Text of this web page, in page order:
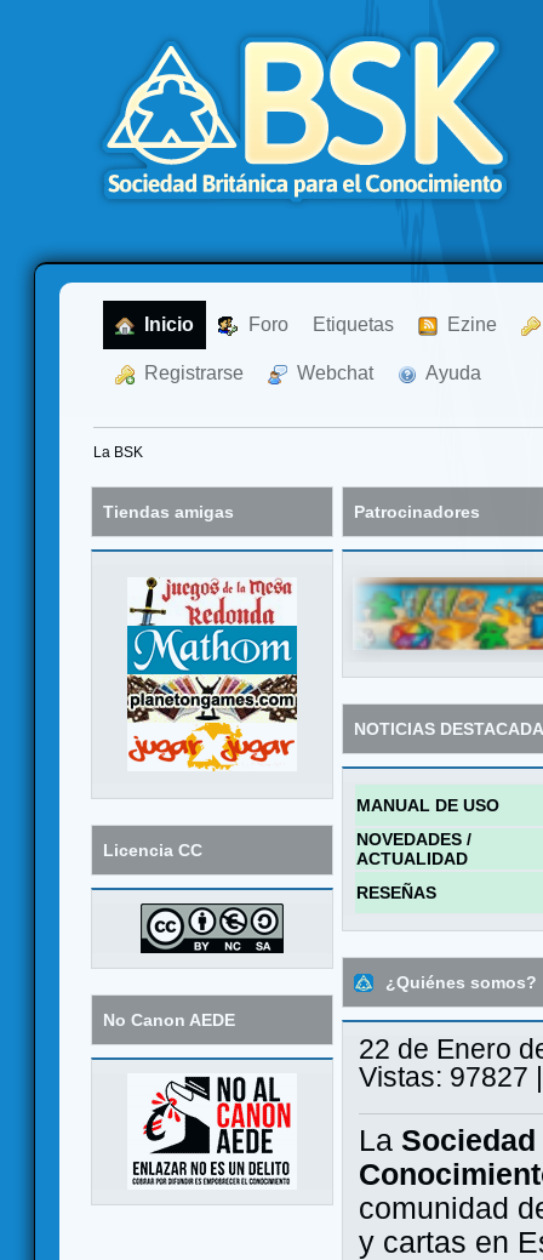
Inicio Foro Etiquetas Ezine
Registrarse Webchat Ayuda
La BSK
Tiendas amigas
Licencia CC
No Canon AEDE
Patrocinadores
NOTICIAS
MANUAL DE USO
NOVEDADES /
ACTUALIDAD
RESEÑAS
¿Quiénes somos?
22 de Enero
Vistas: 97827
La
comunidad
y cartas en